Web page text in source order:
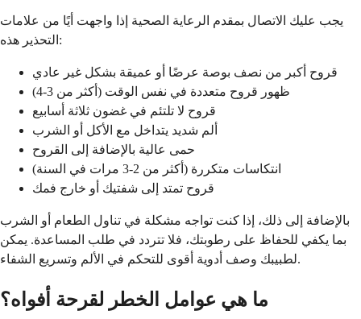
يجب عليك الاتصال بمقدم الرعاية الصحية إذا واجهت أيًا من علامات
التحذير هذه:
قروح أكبر من نصف بوصة عرضًا أو عميقة بشكل غير عادي
ظهور قروح متعددة في نفس الوقت (أكثر من 3-4)
قروح لا تلتئم في غضون ثلاثة أسابيع
ألم شديد يتداخل مع الأكل أو الشرب
حمى عالية بالإضافة إلى القروح
انتكاسات متكررة (أكثر من 2-3 مرات في السنة)
قروح تمتد إلى شفتيك أو خارج فمك
بالإضافة إلى ذلك، إذا كنت تواجه مشكلة في تناول الطعام أو الشرب
بما يكفي للحفاظ على رطوبتك، فلا تتردد في طلب المساعدة. يمكن
لطبيبك وصف أدوية أقوى للتحكم في الألم وتسريع الشفاء.
ما هي عوامل الخطر لقرحة أفواه؟